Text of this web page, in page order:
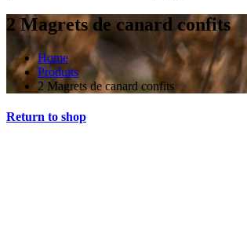
2 Magrets de canard confits
Home
Produits
2 Magrets de canard confits
Return to shop